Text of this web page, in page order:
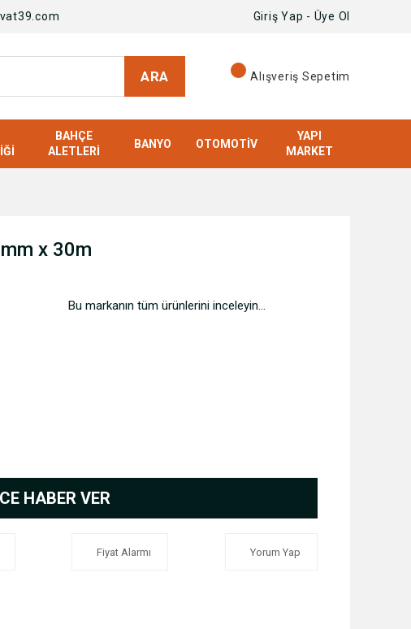
Giriş Yap - Üye Ol
ARA Alışveriş Sepetim
BAHÇE
ALETLERI
BANYO OTOMOTIV
YAPI
MARKET
x 30m
Bu markanın tüm ürünlerini inceleyin...
HABER VER
Fiyat Alarmı Yorum Yap